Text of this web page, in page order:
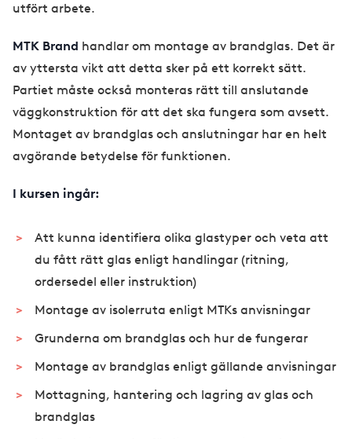
utfört arbete.
MTK Brand handlar om montage av brandglas. Det är
av yttersta vikt att detta sker på ett korrekt sätt.
Partiet måste också monteras rätt till anslutande
väggkonstruktion för att det ska fungera som avsett.
Montaget av brandglas och anslutningar har en helt
avgörande betydelse för funktionen.
I kursen ingår:
Att kunna identifiera olika glastyper och veta att
du fått rätt glas enligt handlingar (ritning,
ordersedel eller instruktion)
Montage av isolerruta enligt MTKs anvisningar
Grunderna om brandglas och hur de fungerar
Montage av brandglas enligt gällande anvisningar
Mottagning, hantering och lagring av glas och
brandglas